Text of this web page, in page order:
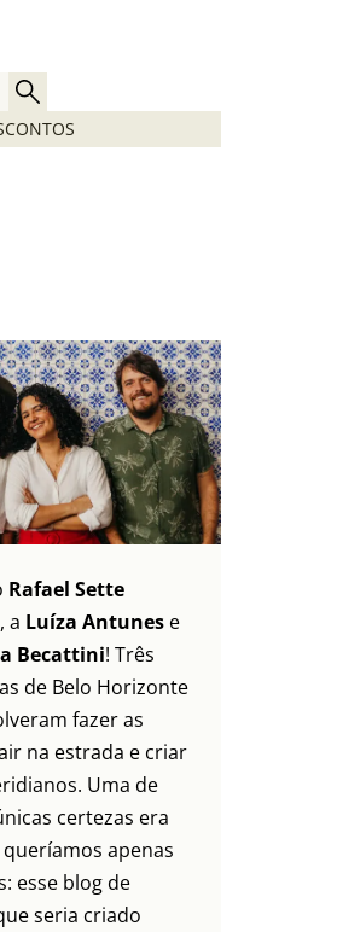
Rafael Sette
, a Luíza Antunes e
Becattini! Três
de Belo Horizonte
fazer as
na estrada e criar
Uma de
certezas era
apenas
esse blog de
seria criado